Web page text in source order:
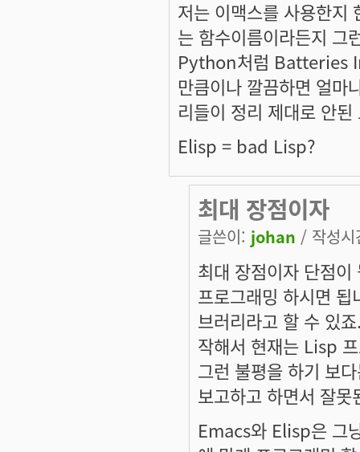
저는 이맥스를 사용한
는 함수이름이라든지 그
Python처럼 Batteries
만큼이나 깔끔하면 얼마
리들이 정리 제대로 안
Elisp = bad Lisp?
최대 장점이자
글쓴이: johan / 작성
최대 장점이자 단점
프로그래밍 하시면
브러리라고 할 수 있
작해서 현재는 Lisp
그런 불평을 하기 보
보고하고 하면서 잘
Emacs와 Elisp은 그